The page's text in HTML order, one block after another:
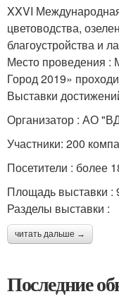
XXVI
цветоводства,
благоустройства и
Место проведения :
Город 2019»
Выставки
Организатор : АО
Участники: 200
Посетители : более
Площадь выставки :
Разделы выставки :
читать дальше →
Последние